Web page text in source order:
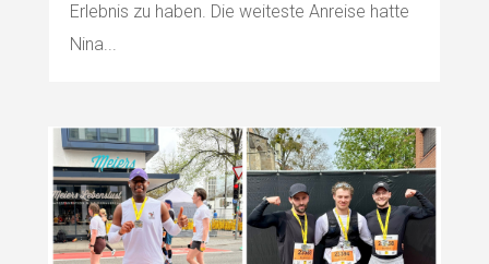
Erlebnis zu haben. Die weiteste Anreise hatte
Nina...